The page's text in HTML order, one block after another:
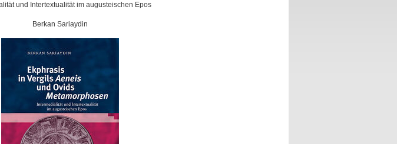
und Intertextualität im augusteischen Epos
Berkan Sariaydin